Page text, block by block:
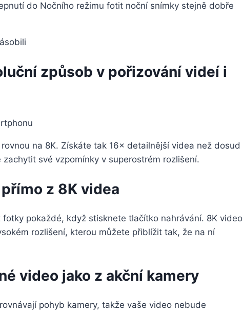
do Nočního režimu fotit noční snímky stejně dobře
způsob v pořizování videí i
na 8K. Získáte tak 16× detailnější videa než dosud
své vzpomínky v superostrém rozlišení.
z 8K videa
pokaždé, když stisknete tlačítko nahrávání. 8K video
rozlišení, kterou můžete přiblížit tak, že na ní
video jako z akční kamery
pohyb kamery, takže vaše video nebude